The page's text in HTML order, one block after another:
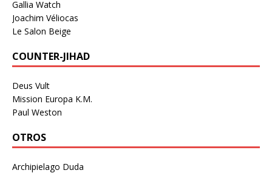
Gallia Watch
Joachim Véliocas
Le Salon Beige
COUNTER-JIHAD
Deus Vult
Mission Europa K.M.
Paul Weston
OTROS
Archipielago Duda